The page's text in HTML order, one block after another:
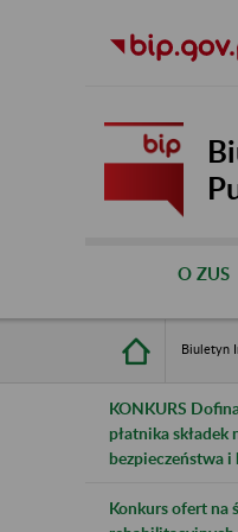
O ZUS
Biuletyn
KONKURS
płatnika składek
bezpieczeństwa
Konkurs ofert na